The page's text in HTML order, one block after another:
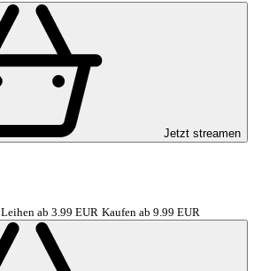
Jetzt streamen
Leihen ab 3.99 EUR Kaufen ab 9.99 EUR